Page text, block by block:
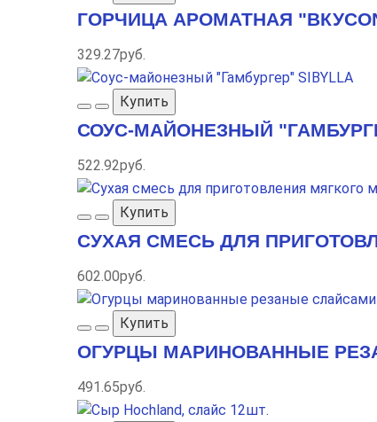
ГОРЧИЦА АРОМАТНАЯ
329.27руб.
Купить
СОУС-МАЙОНЕЗНЫЙ
522.92руб.
Купить
СУХАЯ СМЕСЬ ДЛЯ
602.00руб.
Купить
ОГУРЦЫ МАРИНОВАННЫЕ
491.65руб.